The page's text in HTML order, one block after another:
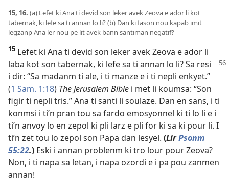
15, 16. (a) Lefet ki Ana ti devid son leker avek Zeova e ador li kot
tabernak, ki lefe sa ti annan lo li? (b) Dan ki fason nou kapab imit
legzanp Ana ler nou pe lit avek bann santiman negatif?
15 Lefet ki Ana ti devid son leker avek Zeova e ador li
laba kot son tabernak, ki lefe sa ti annan lo li? Sa resi
i dir: “Sa madanm ti ale, i ti manze e i ti nepli enkyet.”
(1 Sam. 1:18) The Jerusalem Bible i met li koumsa: “Son
figir ti nepli tris.” Ana ti santi li soulaze. Dan en sans, i ti
konmsi i ti’n pran tou sa fardo emosyonnel ki ti lo li e i
ti’n anvoy lo en zepol ki pli larz e pli for ki sa ki pour li. I
ti’n zet tou lo zepol son Papa dan lesyel. (LirPsonm
55:22.) Eski i annan problenm ki tro lour pour Zeova?
Non, i ti napa sa letan, i napa ozordi e i pa pou zanmen
annan!